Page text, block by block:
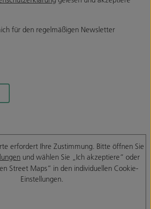
für den regelmäßigen Newsletter
erfordert Ihre Zustimmung. Bitte öffnen Sie
und wählen Sie „Ich akzeptiere“ oder
Street Maps“ in den individuellen Cookie-
Einstellungen.